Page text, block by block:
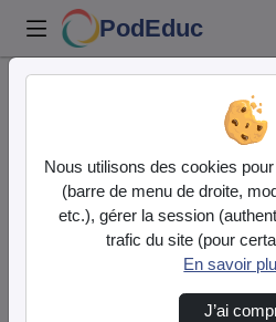
PodEduc
Normandie - Lycée Jean Monnet
Normandie -
Monnet -
Nous utilisons des cookies
(barre de menu de droite,
etc.), gérer la session
trafic du site (pour
En savoir
J’ai